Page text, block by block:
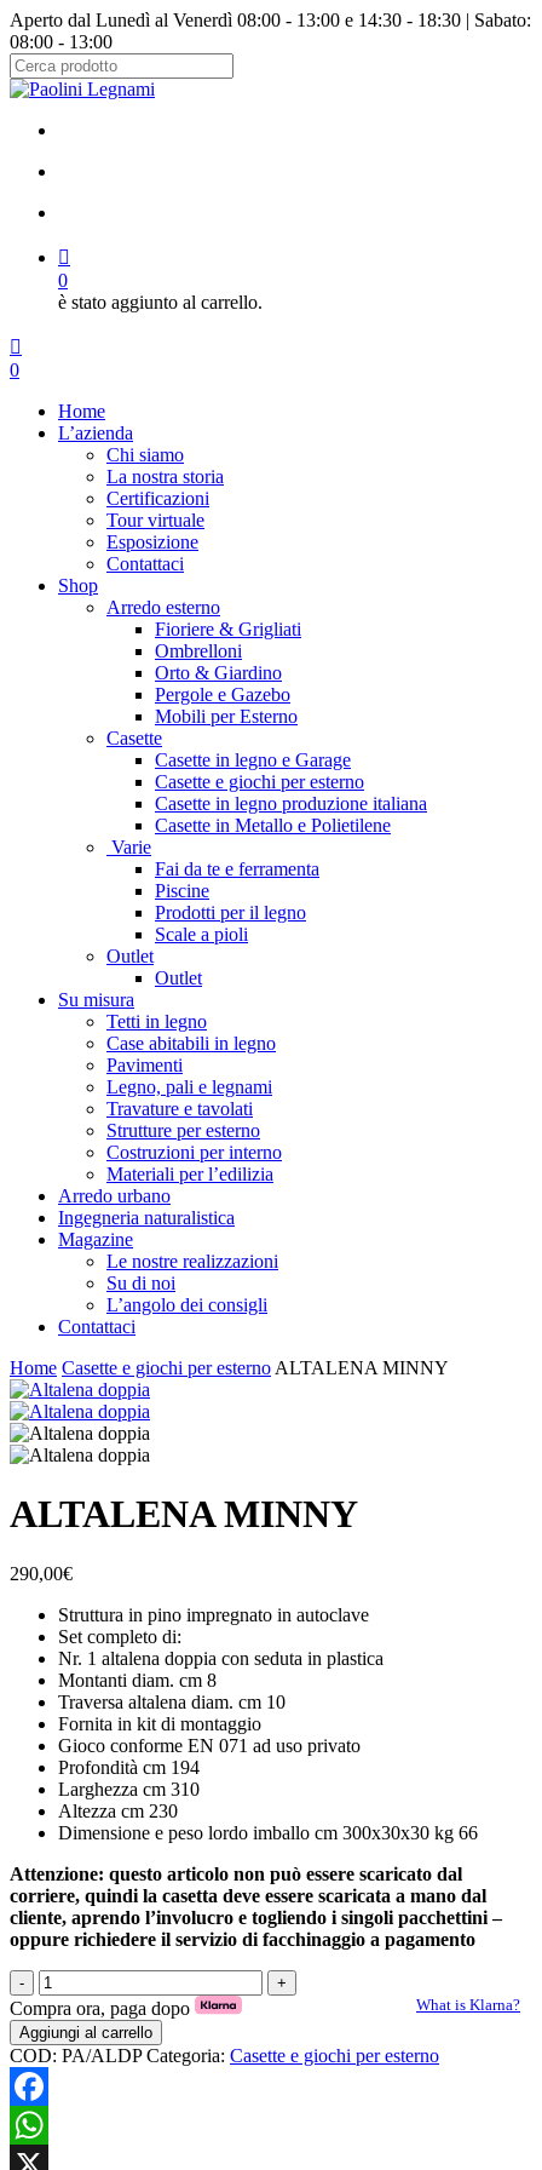
Salta
al
contenuto
principale
Aperto dal Lunedì al Venerdì 08:00 - 13:00 e 14:30 - 18:30 | Sabato:
08:00 - 13:00
Chiudi
0
è stato aggiunto al carrello.
Menu
cerca
account
0
Home
L’azienda
Chi siamo
La nostra storia
Certificazioni
Tour virtuale
Esposizione
Contattaci
Shop
Arredo esterno
Fioriere & Grigliati
Ombrelloni
Orto & Giardino
Pergole e Gazebo
Mobili per Esterno
Casette
Casette in legno e Garage
Casette e giochi per esterno
Casette in legno produzione italiana
Casette in Metallo e Polietilene
Varie
Fai da te e ferramenta
Piscine
Prodotti per il legno
Scale a pioli
Outlet
Outlet
Su misura
Tetti in legno
Case abitabili in legno
Pavimenti
Legno, pali e legnami
Travature e tavolati
Strutture per esterno
Costruzioni per interno
Materiali per l’edilizia
Arredo urbano
Ingegneria naturalistica
Magazine
Le nostre realizzazioni
Su di noi
L’angolo dei consigli
Contattaci
Home Casette e giochi per esterno ALTALENA MINNY
ALTALENA MINNY
290,00€
Struttura in pino impregnato in autoclave
Set completo di:
Nr. 1 altalena doppia con seduta in plastica
Montanti diam. cm 8
Traversa altalena diam. cm 10
Fornita in kit di montaggio
Gioco conforme EN 071 ad uso privato
Profondità cm 194
Larghezza cm 310
Altezza cm 230
Dimensione e peso lordo imballo cm 300x30x30 kg 66
Attenzione: questo articolo non può essere scaricato dal
corriere, quindi la casetta deve essere scaricata a mano dal
cliente, aprendo l’involucro e togliendo i singoli pacchettini –
oppure richiedere il servizio di facchinaggio a pagamento
ALTALENA
MINNY
quantità
Compra ora, paga dopo
What is Klarna?
Aggiungi al carrello
COD: PA/ALDP Categoria: Casette e giochi per esterno
Facebook
WhatsApp